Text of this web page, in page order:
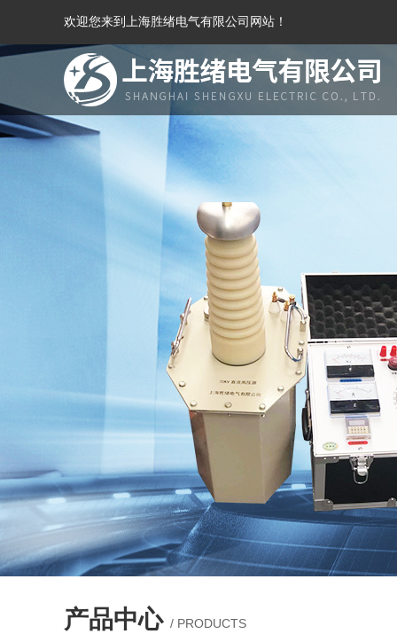
欢迎您来到上海胜绪电气有限公司网站！
产品中心 / PRODUCTS